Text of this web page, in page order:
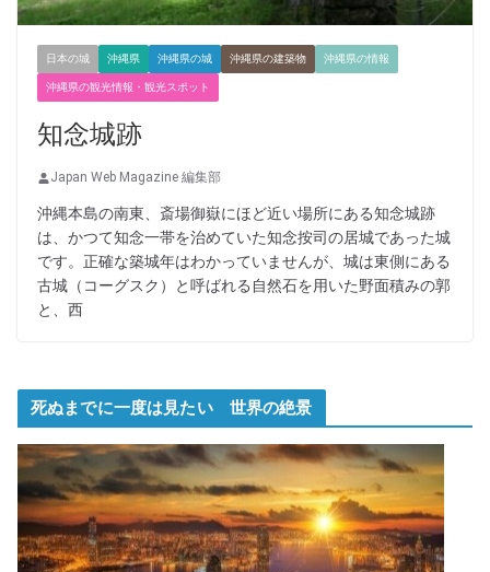
日本の城 沖縄県 沖縄県の城 沖縄県の建築物 沖縄県の情報
沖縄県の観光情報・観光スポット
知念城跡
Japan Web Magazine 編集部
沖縄本島の南東、斎場御嶽にほど近い場所にある知念城跡
は、かつて知念一帯を治めていた知念按司の居城であった城
です。正確な築城年はわかっていませんが、城は東側にある
古城（コーグスク）と呼ばれる自然石を用いた野面積みの郭
と、西
死ぬまでに一度は見たい 世界の絶景